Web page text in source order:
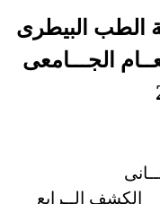
الطب البيطرى
الجـــامعى
الكشف الــرابع